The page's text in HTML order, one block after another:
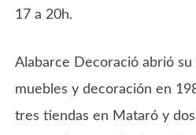
17 a 20h.
Alabarce Decoració abrió
muebles y decoración en
tres tiendas en Mataró y